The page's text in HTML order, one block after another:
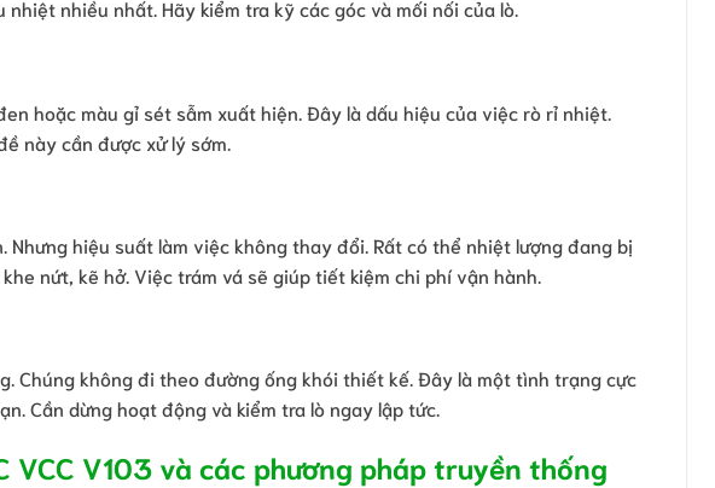
nhiều nhất. Hãy kiểm tra kỹ các góc và mối nối của lò.
hoặc màu gỉ sét sẫm xuất hiện. Đây là dấu hiệu của việc rò rỉ nhiệt.
này cần được xử lý sớm.
hiệu suất làm việc không thay đổi. Rất có thể nhiệt lượng đang bị
nứt, kẽ hở. Việc trám vá sẽ giúp tiết kiệm chi phí vận hành.
Chúng không đi theo đường ống khói thiết kế. Đây là một tình trạng cực
Cần dừng hoạt động và kiểm tra lò ngay lập tức.
VCC V103 và các phương pháp truyền thống